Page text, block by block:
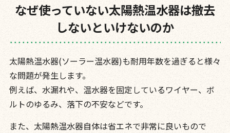
なぜ使っていない太陽熱温水器は撤去
しないといけないのか
太陽熱温水器(ソーラー温水器)も耐用年数を過ぎると様々
な問題が発生します。
例えば、水漏れや、温水器を固定しているワイヤー、ボ
ルトのゆるみ、落下の不安などです。
また、太陽熱温水器自体は省エネで非常に良いもので